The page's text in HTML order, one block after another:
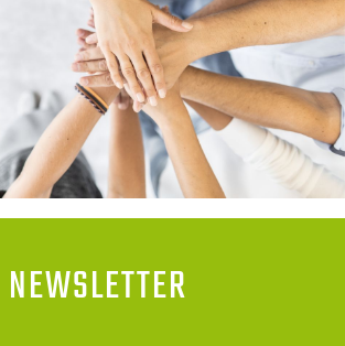
NEWSLETTER